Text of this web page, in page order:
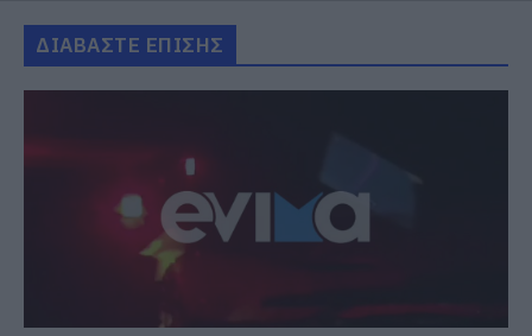
ΔΙΑΒΑΣΤΕ ΕΠΙΣΗΣ